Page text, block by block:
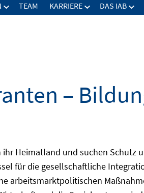
TEAM KARRIERE DAS IAB
–
Heimatland und suchen Schutz
für die gesellschaftliche
arbeitsmarktpolitischen